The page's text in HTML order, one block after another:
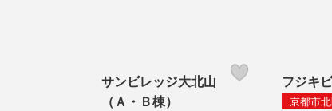
サンビレッジ大北山
（Ａ・Ｂ棟）
フジキ
京都市